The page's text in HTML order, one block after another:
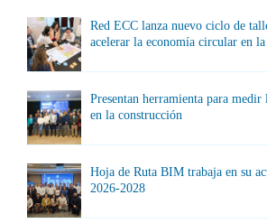
Red ECC lanza nuevo ciclo de
acelerar la economía circular en
Presentan herramienta para
en la construcción
Hoja de Ruta BIM trabaja en su
2026-2028